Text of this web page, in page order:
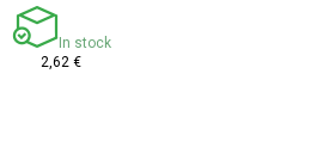
In stock
2,62 €